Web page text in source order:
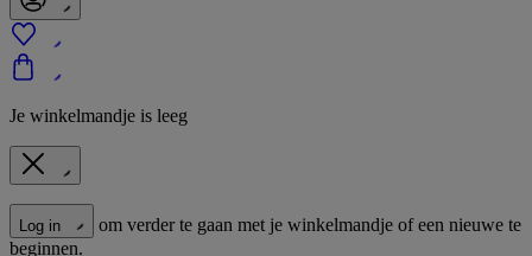
Je winkelmandje is leeg
Log in
om verder te gaan met je winkelmandje of een nieuwe te
beginnen.